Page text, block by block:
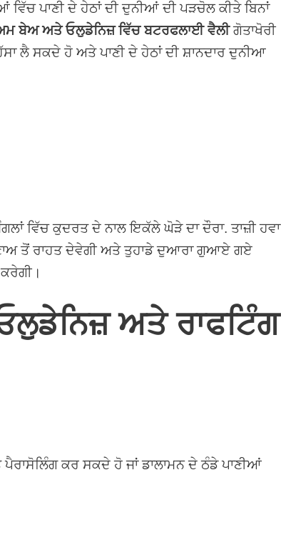
ਪਾਣੀ ਦੇ ਹੇਠਾਂ ਦੀ ਦੁਨੀਆਂ ਦੀ ਪੜਚੋਲ ਕੀਤੇ ਬਿਨਾਂ
ਬੇਅ ਅਤੇ ਓਲੁਡੇਨਿਜ਼ ਵਿੱਚ ਬਟਰਫਲਾਈ ਵੈਲੀਗੋਤਾਖੋਰੀ
ਲੈ ਸਕਦੇ ਹੋ ਅਤੇ ਪਾਣੀ ਦੇ ਹੇਠਾਂ ਦੀ ਸ਼ਾਨਦਾਰ ਦੁਨੀਆ
ਵਿੱਚ ਕੁਦਰਤ ਦੇ ਨਾਲ ਇਕੱਲੇ ਘੋੜੇ ਦਾ ਦੌਰਾ. ਤਾਜ਼ੀ ਹਵਾ
ਤੋਂ ਰਾਹਤ ਦੇਵੇਗੀ ਅਤੇ ਤੁਹਾਡੇ ਦੁਆਰਾ ਗੁਆਏ ਗਏ
ਅਤੇ ਰਾਫਟਿੰਗ
ਪੈਰਾਸੋਲਿੰਗ ਕਰ ਸਕਦੇ ਹੋ ਜਾਂ ਡਾਲਾਮਨ ਦੇ ਠੰਡੇ ਪਾਣੀਆਂ